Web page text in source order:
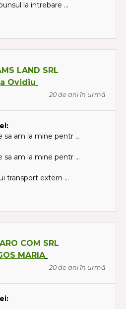
la intrebare ...
LAND SRL
Ovidiu
20 de ani în urmă
am la mine pentr ...
am la mine pentr ...
transport extern ...
COM SRL
MARIA
20 de ani în urmă